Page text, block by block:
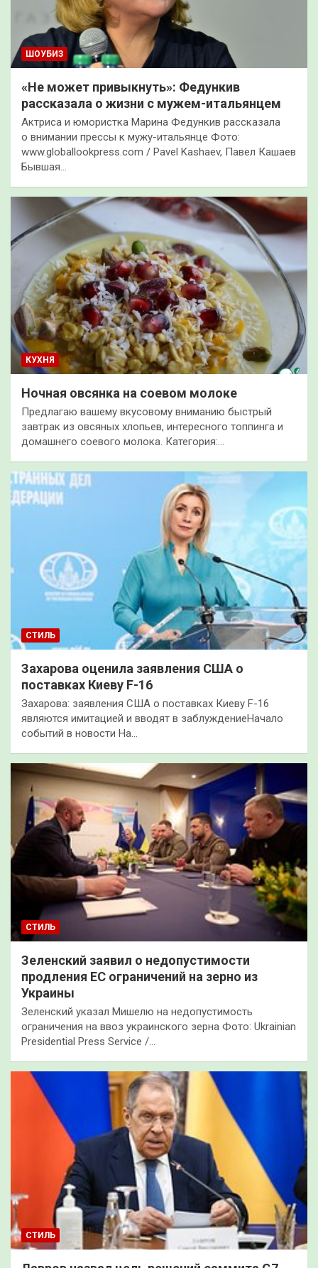
ШОУБИЗ
«Не может привыкнуть»: Федункив
рассказала о жизни с мужем-итальянцем
Актриса и юмористка Марина Федункив рассказала
о внимании прессы к мужу-итальянце Фото:
www.globallookpress.com / Pavel Kashaev, Павел Кашаев
Бывшая…
КУХНЯ
Ночная овсянка на соевом молоке
Предлагаю вашему вкусовому вниманию быстрый
завтрак из овсяных хлопьев, интересного топпинга и
домашнего соевого молока. Категория:…
СТИЛЬ
Захарова оценила заявления США о
поставках Киеву F-16
Захарова: заявления США о поставках Киеву F-16
являются имитацией и вводят в заблуждениеНачало
событий в новости На…
СТИЛЬ
Зеленский заявил о недопустимости
продления ЕС ограничений на зерно из
Украины
Зеленский указал Мишелю на недопустимость
ограничения на ввоз украинского зерна Фото: Ukrainian
Presidential Press Service /…
СТИЛЬ